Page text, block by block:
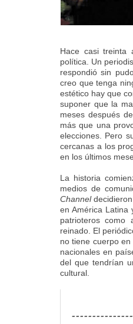
Hace casi treinta
política. Un
respondió sin
creo que tenga
estético hay que
suponer que la
meses después
más que una
elecciones. Pero
cercanas a los
en los últimos
La historia
medios de
Channeldecidieron
en América Latina
patrioteros como
reinado. El
no tiene cuerpo
nacionales en
del que tendrían
cultural.